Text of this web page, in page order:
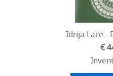
Idrija Lace -
€